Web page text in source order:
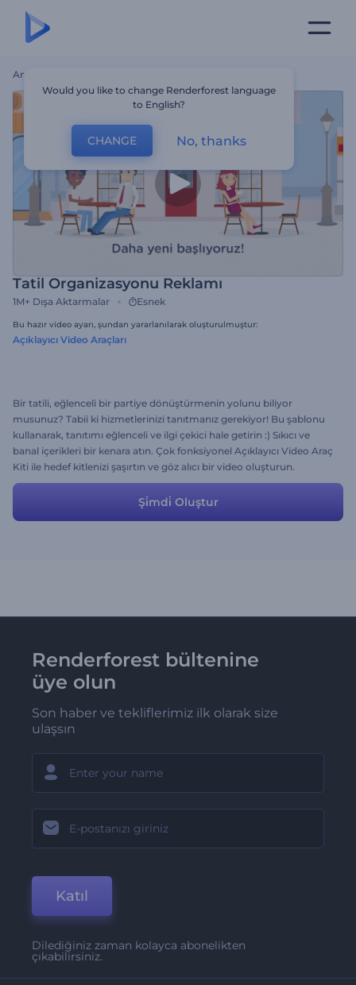
Ana Sayfa
Tatil Organizasyonu Reklamı
1M+ Dışa Aktarmalar Esnek
Bu hazır video ayarı, şundan yararlanılarak oluşturulmuştur:
Açıklayıcı Video Araçları
Bir tatili, eğlenceli bir partiye dönüştürmenin yolunu biliyor
musunuz? Tabii ki hizmetlerinizi tanıtmanız gerekiyor! Bu şablonu
kullanarak, tanıtımı eğlenceli ve ilgi çekici hale getirin :) Sıkıcı ve
banal içerikleri bir kenara atın. Çok fonksiyonel Açıklayıcı Video Araç
Kiti ile hedef kitlenizi şaşırtın ve göz alıcı bir video oluşturun.
Şi̇mdi̇ Oluştur
Renderforest bültenine
üye olun
Son haber ve tekliflerimiz ilk olarak size
ulaşsın
Katıl
Dilediğiniz zaman kolayca abonelikten
çıkabilirsiniz.
Would you like to change Renderforest language
to English?
CHANGE No, thanks